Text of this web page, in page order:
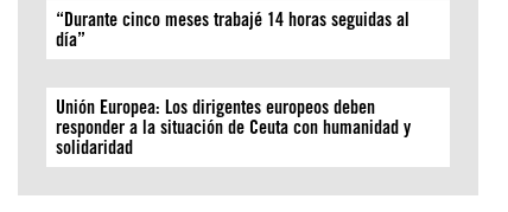
“Durante cinco meses trabajé 14 horas seguidas al
día”
Unión Europea: Los dirigentes europeos deben
responder a la situación de Ceuta con humanidad y
solidaridad